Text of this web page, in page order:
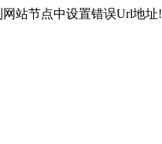
站节点中设置错误Url地址!